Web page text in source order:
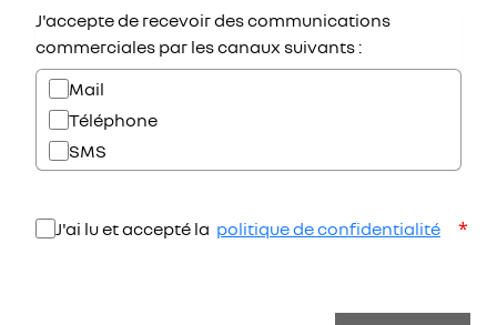
J'accepte de recevoir des communications
commerciales par les canaux suivants :
Mail
Téléphone
SMS
J'ai lu et accepté la politique de confidentialité *